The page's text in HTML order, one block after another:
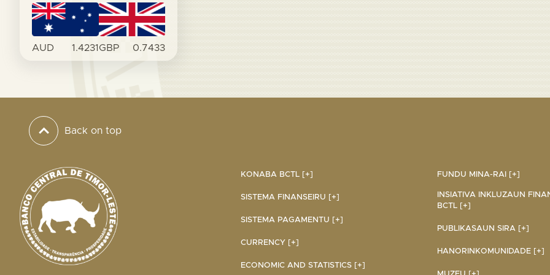
AUD 1.4231GBP 0.7433
Back on top
KONABA BCTL [+]
SISTEMA FINANSEIRU [+]
SISTEMA PAGAMENTU [+]
CURRENCY [+]
ECONOMIC AND STATISTICS [+]
FUNDU MINA-RAI [+]
INSIATIVA INKLUZAUN
BCTL [+]
PUBLIKASAUN SIRA [+]
HANORINKOMUNIDADE [+]